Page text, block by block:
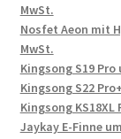
MwSt.
Nosfet Aeon mit
MwSt.
Kingsong S19 Pro
Kingsong S22
Kingsong
Jaykay E-Finne